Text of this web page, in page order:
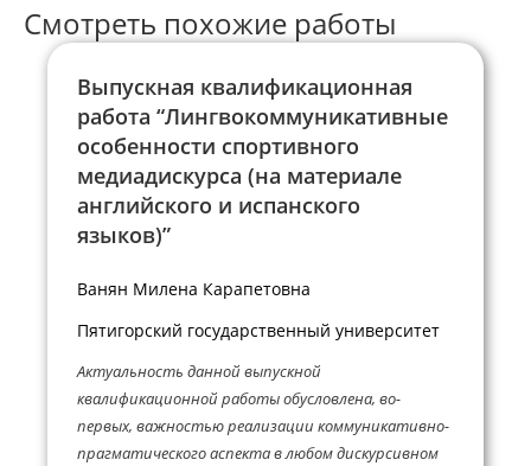
Смотреть похожие работы
Выпускная квалификационная
работа “Лингвокоммуникативные
особенности спортивного
медиадискурса (на материале
английского и испанского
языков)”
Ванян Милена Карапетовна
Пятигорский государственный университет
Актуальность данной выпускной
квалификационной работы обусловлена, во-
первых, важностью реализации коммуникативно-
прагматического аспекта в любом дискурсивном